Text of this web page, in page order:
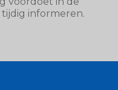
informeren.